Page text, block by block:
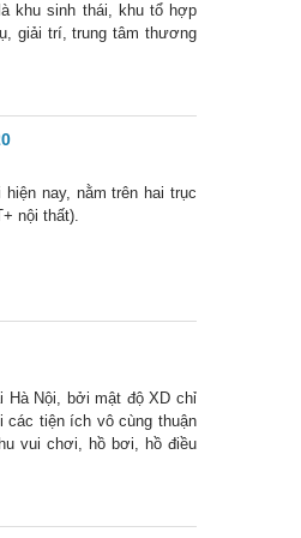
khu sinh thái, khu tổ hợp
giải trí, trung tâm thương
nay, nằm trên hai trục
nội thất).
Hà Nội, bởi mật độ XD chỉ
tiện ích vô cùng thuận
vui chơi, hồ bơi, hồ điều